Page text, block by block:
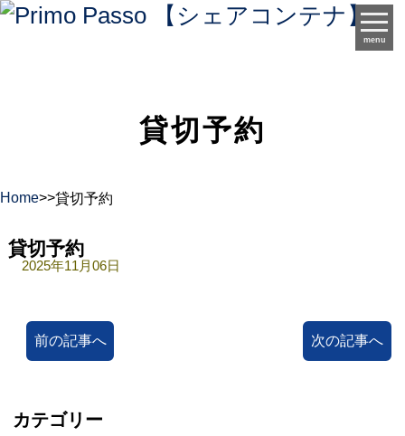
menu
貸切予約
Home>>貸切予約
貸切予約
2025年11月06日
前の記事へ 次の記事へ
カテゴリー